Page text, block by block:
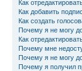
Как
Как добавить
Как создать
Почему я не могу
Как
Почему мне
Почему я не могу
Почему я получил